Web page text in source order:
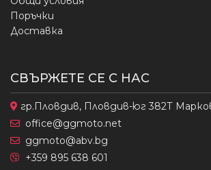
Поръчки
Доставка
СВЪРЖЕТЕ СЕ С НАС
гр.Пловдив, Пловдив-юг 382Т
office@ggmoto.net
ggmoto@abv.bg
+359 895 638 601